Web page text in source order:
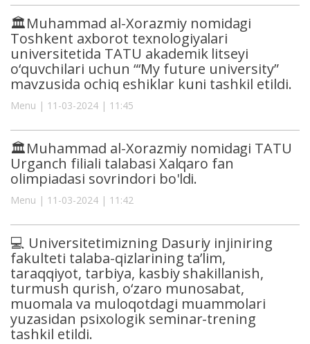
🏛Muhammad al-Xorazmiy nomidagi
Toshkent axborot texnologiyalari
universitetida TATU akademik litseyi
o‘quvchilari uchun “‘My future university”
mavzusida ochiq eshiklar kuni tashkil etildi.
Menu | 11-03-2024 | 11:45
🏛Muhammad al-Xorazmiy nomidagi TATU
Urganch filiali talabasi Xalqaro fan
olimpiadasi sovrindori bo'ldi.
Menu | 11-03-2024 | 11:42
💻 Universitetimizning Dasuriy injiniring
fakulteti talaba-qizlarining ta’lim,
taraqqiyot, tarbiya, kasbiy shakillanish,
turmush qurish, o‘zaro munosabat,
muomala va muloqotdagi muammolari
yuzasidan psixologik seminar-trening
tashkil etildi.